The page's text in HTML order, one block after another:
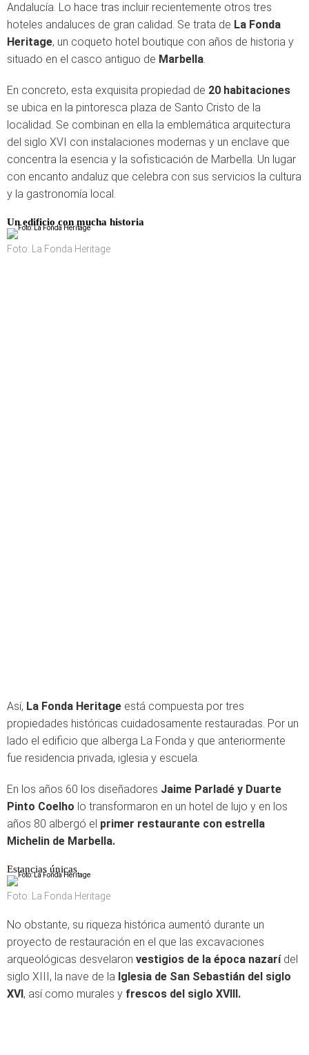
Andalucía. Lo hace tras incluir recientemente otros tres
hoteles andaluces de gran calidad. Se trata de La Fonda
Heritage, un coqueto hotel boutique con años de historia y
situado en el casco antiguo de Marbella.
En concreto, esta exquisita propiedad de 20 habitaciones
se ubica en la pintoresca plaza de Santo Cristo de la
localidad. Se combinan en ella la emblemática arquitectura
del siglo XVI con instalaciones modernas y un enclave que
concentra la esencia y la sofisticación de Marbella. Un lugar
con encanto andaluz que celebra con sus servicios la cultura
y la gastronomía local.
Un edificio con mucha historia
Foto: La Fonda Heritage
Así, La Fonda Heritage está compuesta por tres
propiedades históricas cuidadosamente restauradas. Por un
lado el edificio que alberga La Fonda y que anteriormente
fue residencia privada, iglesia y escuela.
En los años 60 los diseñadores Jaime Parladé y Duarte
Pinto Coelho lo transformaron en un hotel de lujo y en los
años 80 albergó el primer restaurante con estrella
Michelin de Marbella.
Estancias únicas
Foto: La Fonda Heritage
No obstante, su riqueza histórica aumentó durante un
proyecto de restauración en el que las excavaciones
arqueológicas desvelaron vestigios de la época nazarídel
siglo XIII, la nave de la Iglesia de San Sebastián del siglo
XVI, así como murales y frescos del siglo XVIII.